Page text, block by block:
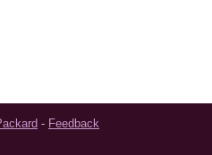
- Feedback